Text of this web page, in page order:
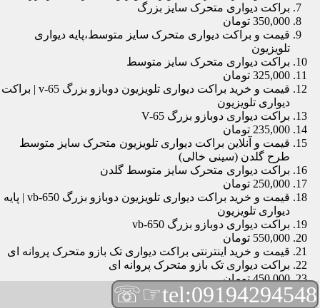
براکت دیواری متحرک سایز بزرگ
350,000 تومان
قیمت و براکت دیواری متحرک سایز متوسط،پایه دیواری
تلویزیون
براکت دیواری متحرک سایز متوسط
325,000 تومان
قیمت و خرید براکت دیواری تلویزیون دوبازو بزرگ v-65 | براکت
دیواری تلویزیون
براکت دیواری دوبازو بزرگ V-65
235,000 تومان
قیمت و آنلاین براکت دیواری تلویزیون متحرک سایز متوسط
طرح گلدن (سینی خالی)
براکت دیواری متحرک سایز متوسط گلدن
250,000 تومان
قیمت و خرید براکت دیواری تلویزیون دوبازو بزرگ vb-650 | پایه
دیواری تلویزیون
براکت دیواری دوبازو بزرگ vb-650
550,000 تومان
قیمت و خرید اینترنتی براکت دیواری تک بازو متحرک پروانه ای
براکت دیواری تک بازو متحرک پروانه ای
450,000 تومان
قیمت و براکت دیواری تلویزیون مچی | براکت دیواری تلویزیون
tel:09194294548
☞☏